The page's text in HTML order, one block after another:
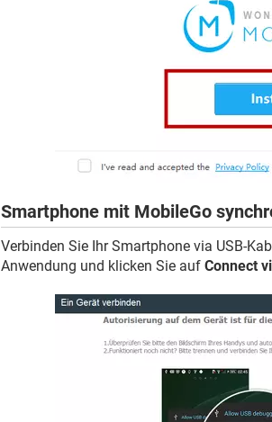
Smartphone mit MobileGo
Verbinden Sie Ihr Smartphone via USB-
Anwendung und klicken Sie auf Connect